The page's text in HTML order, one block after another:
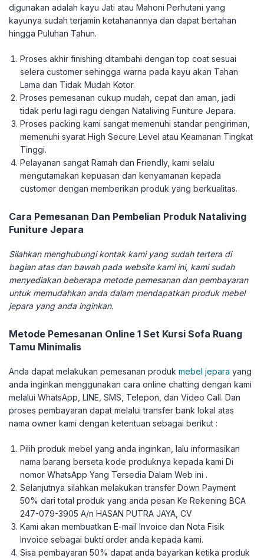
digunakan adalah kayu Jati atau Mahoni Perhutani yang
kayunya sudah terjamin ketahanannya dan dapat bertahan
hingga Puluhan Tahun.
Proses akhir finishing ditambahi dengan top coat sesuai
selera customer sehingga warna pada kayu akan Tahan
Lama dan Tidak Mudah Kotor.
Proses pemesanan cukup mudah, cepat dan aman, jadi
tidak perlu lagi ragu dengan Nataliving Funiture Jepara.
Proses packing kami sangat memenuhi standar pengiriman,
memenuhi syarat High Secure Level atau Keamanan Tingkat
Tinggi.
Pelayanan sangat Ramah dan Friendly, kami selalu
mengutamakan kepuasan dan kenyamanan kepada
customer dengan memberikan produk yang berkualitas.
Cara Pemesanan Dan Pembelian Produk Nataliving
Funiture Jepara
Silahkan menghubungi kontak kami yang sudah tertera di
bagian atas dan bawah pada website kami ini, kami sudah
menyediakan beberapa metode pemesanan dan pembayaran
untuk memudahkan anda dalam mendapatkan produk mebel
jepara yang anda inginkan.
Metode Pemesanan Online 1 Set Kursi Sofa Ruang
Tamu Minimalis
Anda dapat melakukan pemesanan produk mebel jepara yang
anda inginkan menggunakan cara online chatting dengan kami
melalui WhatsApp, LINE, SMS, Telepon, dan Video Call. Dan
proses pembayaran dapat melalui transfer bank lokal atas
nama owner kami dengan ketentuan sebagai berikut :
Pilih produk mebel yang anda inginkan, lalu informasikan
nama barang berseta kode produknya kepada kami Di
nomor WhatsApp Yang Tersedia Dalam Web ini .
Selanjutnya silahkan melakukan transfer Down Payment
50% dari total produk yang anda pesan Ke Rekening BCA
247-079-3905 A/n HASAN PUTRA JAYA, CV
Kami akan membuatkan E-mail Invoice dan Nota Fisik
Invoice sebagai bukti order anda kepada kami.
Sisa pembayaran 50% dapat anda bayarkan ketika produk